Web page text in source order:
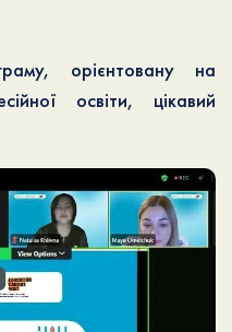
орієнтовану на
освіти, цікавий